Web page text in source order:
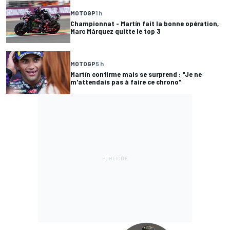
MOTOGP1 h
Championnat - Martín fait la bonne opération,
Marc Márquez quitte le top 3
MOTOGP5 h
Martín confirme mais se surprend : "Je ne
m'attendais pas à faire ce chrono"